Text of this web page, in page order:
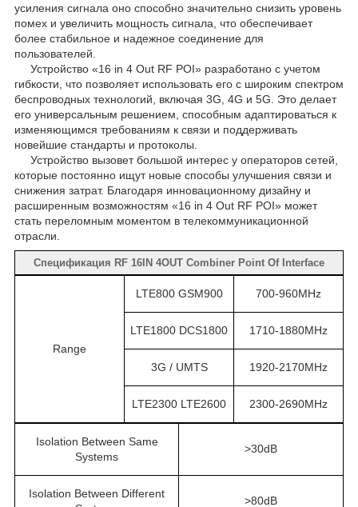
усиления сигнала оно способно значительно снизить уровень
помех и увеличить мощность сигнала, что обеспечивает
более стабильное и надежное соединение для
пользователей.
Устройство «16 in 4 Out RF POI» разработано с учетом
гибкости, что позволяет использовать его с широким спектром
беспроводных технологий, включая 3G, 4G и 5G. Это делает
его универсальным решением, способным адаптироваться к
изменяющимся требованиям к связи и поддерживать
новейшие стандарты и протоколы.
Устройство вызовет большой интерес у операторов сетей,
которые постоянно ищут новые способы улучшения связи и
снижения затрат. Благодаря инновационному дизайну и
расширенным возможностям «16 in 4 Out RF POI» может
стать переломным моментом в телекоммуникационной
отрасли.
Спецификация RF 16IN 4OUT Combiner Point Of Interface
Range
LTE800 GSM900 700-960MHz
LTE1800 DCS1800 1710-1880MHz
3G / UMTS 1920-2170MHz
LTE2300 LTE2600 2300-2690MHz
Isolation Between Same
Systems
>30dB
Isolation Between Different
>80dB